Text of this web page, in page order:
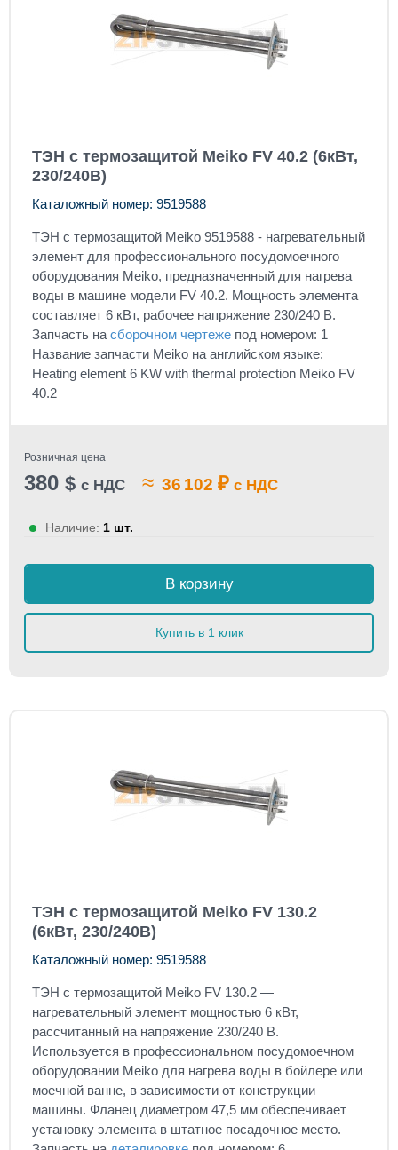
ТЭН с термозащитой Meiko FV 40.2 (6кВт,
230/240В)
Каталожный номер: 9519588
ТЭН с термозащитой Meiko 9519588 - нагревательный
элемент для профессионального посудомоечного
оборудования Meiko, предназначенный для нагрева
воды в машине модели FV 40.2. Мощность элемента
составляет 6 кВт, рабочее напряжение 230/240 В.
Запчасть на сборочном чертеже под номером: 1
Название запчасти Meiko на английском языке:
Heating element 6 KW with thermal protection Meiko FV
40.2
Розничная цена
380 $ с НДС ≈ 36 102 ₽ с НДС
Наличие: 1 шт.
В корзину
Купить в 1 клик
ТЭН с термозащитой Meiko FV 130.2
(6кВт, 230/240В)
Каталожный номер: 9519588
ТЭН с термозащитой Meiko FV 130.2 —
нагревательный элемент мощностью 6 кВт,
рассчитанный на напряжение 230/240 В.
Используется в профессиональном посудомоечном
оборудовании Meiko для нагрева воды в бойлере или
моечной ванне, в зависимости от конструкции
машины. Фланец диаметром 47,5 мм обеспечивает
установку элемента в штатное посадочное место.